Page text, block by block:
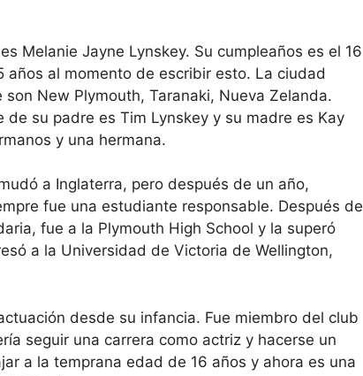
Melanie Jayne Lynskey. Su cumpleaños es el 16
años al momento de escribir esto. La ciudad
New Plymouth, Taranaki, Nueva Zelanda.
su padre es Tim Lynskey y su madre es Kay
y una hermana.
a Inglaterra, pero después de un año,
fue una estudiante responsable. Después de
fue a la Plymouth High School y la superó
a la Universidad de Victoria de Wellington,
desde su infancia. Fue miembro del club
seguir una carrera como actriz y hacerse un
a la temprana edad de 16 años y ahora es una